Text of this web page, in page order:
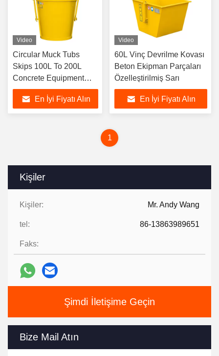
Kişiler
Kişiler: Mr. Andy Wang
tel: 86-13863989651
Faks:
Şimdi İletişime Geçin
Bize Mail Atın
Video
Circular Muck Tubs
Skips 100L To 200L
Concrete Equipment
Parts
En İyi Fiyatı Alın
Video
60L Vinç Devrilme Kovası
Beton Ekipman Parçaları
Özelleştirilmiş Sarı
En İyi Fiyatı Alın
1